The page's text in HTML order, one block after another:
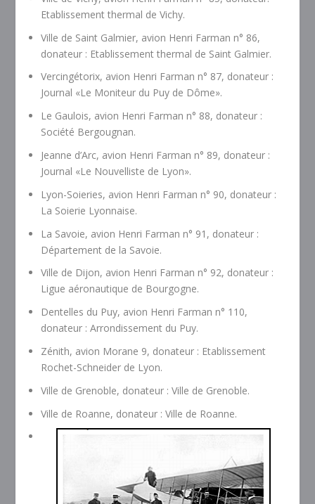
Etablissement thermal de Vichy.
Ville de Saint Galmier, avion Henri Farman n° 86,
donateur : Etablissement thermal de Saint Galmier.
Vercingétorix, avion Henri Farman n° 87, donateur :
Journal «Le Moniteur du Puy de Dôme».
Le Gaulois, avion Henri Farman n° 88, donateur :
Société Bergougnan.
Jeanne d’Arc, avion Henri Farman n° 89, donateur :
Journal «Le Nouvelliste de Lyon».
Lyon-Soieries, avion Henri Farman n° 90, donateur :
La Soierie Lyonnaise.
La Savoie, avion Henri Farman n° 91, donateur :
Département de la Savoie.
Ville de Dijon, avion Henri Farman n° 92, donateur :
Ligue aéronautique de Bourgogne.
Dentelles du Puy, avion Henri Farman n° 110,
donateur : Arrondissement du Puy.
Zénith, avion Morane 9, donateur : Etablissement
Rochet-Schneider de Lyon.
Ville de Grenoble, donateur : Ville de Grenoble.
Ville de Roanne, donateur : Ville de Roanne.